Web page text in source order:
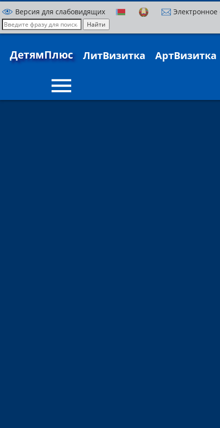
Версия для слабовидящих
ДетямПлюс ЛитВизитка АртВизитка